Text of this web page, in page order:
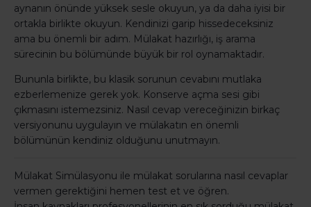
aynanın önünde yüksek sesle okuyun, ya da daha iyisi bir
ortakla birlikte okuyun. Kendinizi garip hissedeceksiniz
ama bu önemli bir adım. Mülakat hazırlığı, iş arama
sürecinin bu bölümünde büyük bir rol oynamaktadır.
Bununla birlikte, bu klasik sorunun cevabını mutlaka
ezberlemenize gerek yok. Konserve açma sesi gibi
çıkmasını istemezsiniz. Nasıl cevap vereceğinizin birkaç
versiyonunu uygulayın ve mülakatın en önemli
bölümünün kendiniz olduğunu unutmayın.
Mülakat Simülasyonu ile mülakat sorularına nasıl cevaplar
vermen gerektiğini hemen test et ve öğren.